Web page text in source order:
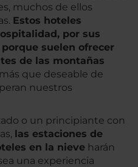
muchos de ellos
Estos hoteles
por sus
suelen ofrecer
de las montañas
que deseable de
nuestros
o un principiante con
las estaciones de
en la nieve harán
una experiencia